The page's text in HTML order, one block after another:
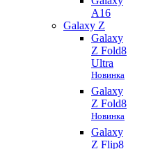
A16
Galaxy Z
Galaxy
Z Fold8
Ultra
Новинка
Galaxy
Z Fold8
Новинка
Galaxy
Z Flip8